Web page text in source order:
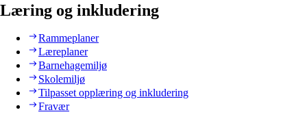
Læring og inkludering
Rammeplaner
Læreplaner
Barnehagemiljø
Skolemiljø
Tilpasset opplæring og inkludering
Fravær